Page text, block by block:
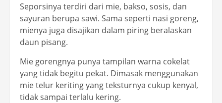
Seporsinya terdiri dari mie, bakso, sosis, dan
sayuran berupa sawi. Sama seperti nasi goreng,
mienya juga disajikan dalam piring beralaskan
daun pisang.
Mie gorengnya punya tampilan warna cokelat
yang tidak begitu pekat. Dimasak menggunakan
mie telur keriting yang teksturnya cukup kenyal,
tidak sampai terlalu kering.